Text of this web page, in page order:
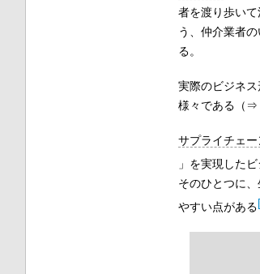
者を渡り歩い
う、仲介業者
る。
実際のビジネ
様々である（⇒
サプライチェー
」を実現した
そのひとつに
やすい点がある[